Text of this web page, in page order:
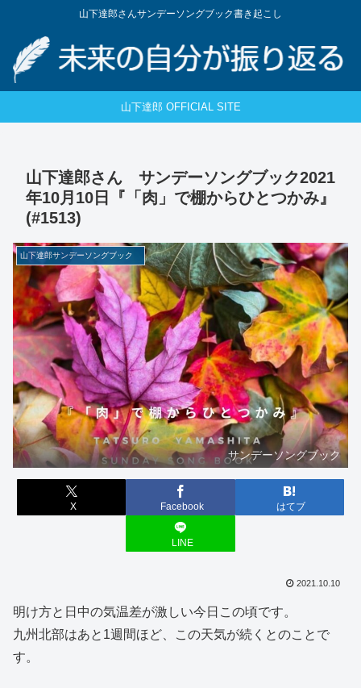
山下達郎さんサンデーソングブック書き起こし
山下達郎 OFFICIAL SITE
山下達郎さん サンデーソングブック2021
年10月10日『「肉」で棚からひとつかみ』
(#1513)
山下達郎サンデーソングブック
サンデーソングブック
X Facebook はてブ
LINE
2021.10.10
明け方と日中の気温差が激しい今日この頃です。
九州北部はあと1週間ほど、この天気が続くとのことで
す。